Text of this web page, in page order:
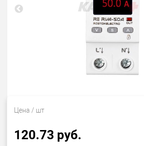
Цена / шт
120.73 руб.